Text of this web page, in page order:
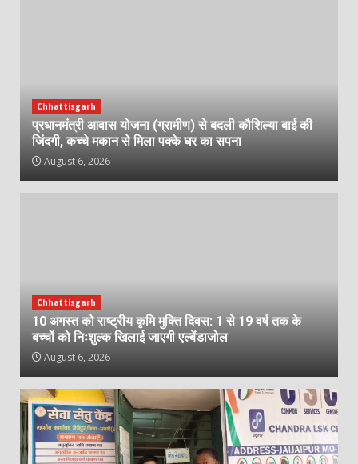
Chhattisgarh
प्रधानमंत्री आवास योजना (ग्रामीण) से बदली कौशिल्या बाई की
जिंदगी, कच्चे मकान से मिला पक्के घर का सपना
August 6, 2026
Chhattisgarh
10 अगस्त को राष्ट्रीय कृमि मुक्ति दिवस: 1 से 19 वर्ष तक के
बच्चों को निःशुल्क खिलाई जाएगी एल्बेंडाजोल
August 6, 2026